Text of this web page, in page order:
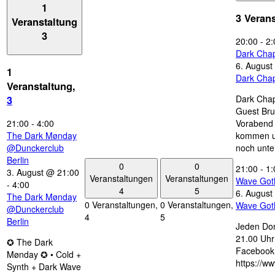
1
Veranstaltung
3
1
Veranstaltung,
3
21:00 - 4:00
The Dark Mønday
@Dunckerclub
Berlin
3. August @ 21:00
- 4:00
The Dark Mønday
@Dunckerclub
Berlin
✪ The Dark
Mønday ✪ • Cold +
Synth + Dark Wave
0
Veranstaltungen
4
0 Veranstaltungen,
4
0
Veranstaltungen
5
0 Veranstaltungen,
5
3
20:00 -
Dark
6.
Dark
Dark
Guest
kommen
noch
21:00 -
Wave
6.
Wave
Jeden
21.00
https://